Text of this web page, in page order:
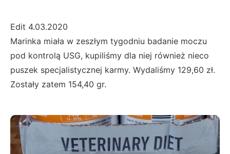
Edit 4.03.2020
Marinka miała w zeszłym tygodniu badanie moczu
pod kontrolą USG, kupiliśmy dla niej również nieco
puszek specjalistycznej karmy. Wydaliśmy 129,60 zł.
Zostały zatem 154,40 gr.